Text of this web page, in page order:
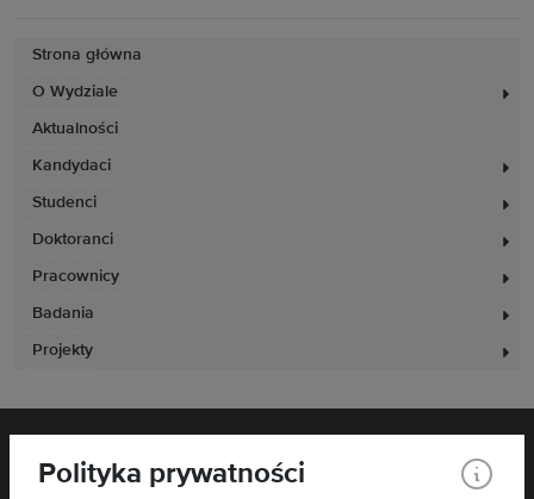
Strona główna
O Wydziale
Aktualności
Kandydaci
Studenci
Doktoranci
Pracownicy
Badania
Projekty
Polityka prywatności